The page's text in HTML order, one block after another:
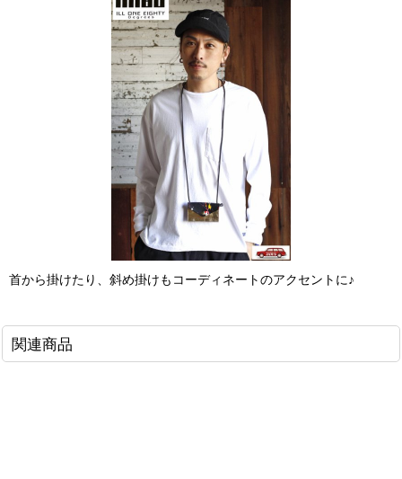
首から掛けたり、斜め掛けもコーディネートのアクセントに♪
関連商品